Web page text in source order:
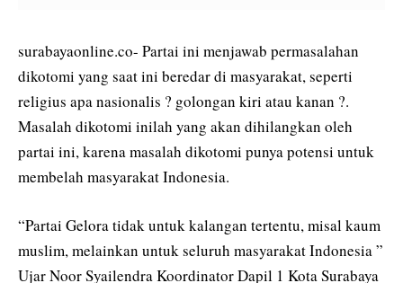
surabayaonline.co- Partai ini menjawab permasalahan
dikotomi yang saat ini beredar di masyarakat, seperti
religius apa nasionalis ? golongan kiri atau kanan ?.
Masalah dikotomi inilah yang akan dihilangkan oleh
partai ini, karena masalah dikotomi punya potensi untuk
membelah masyarakat Indonesia.
“Partai Gelora tidak untuk kalangan tertentu, misal kaum
muslim, melainkan untuk seluruh masyarakat Indonesia ”
Ujar Noor Syailendra Koordinator Dapil 1 Kota Surabaya